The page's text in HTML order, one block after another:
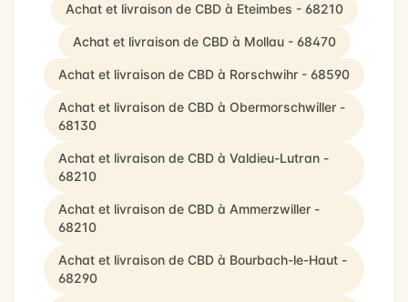
Achat et livraison de CBD à Eteimbes - 68210
Achat et livraison de CBD à Mollau - 68470
Achat et livraison de CBD à Rorschwihr - 68590
Achat et livraison de CBD à Obermorschwiller -
68130
Achat et livraison de CBD à Valdieu-Lutran -
68210
Achat et livraison de CBD à Ammerzwiller -
68210
Achat et livraison de CBD à Bourbach-le-Haut -
68290